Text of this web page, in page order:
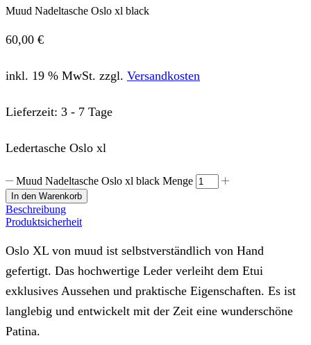
Muud Nadeltasche Oslo xl black
60,00 €
inkl. 19 % MwSt. zzgl. Versandkosten
Lieferzeit: 3 - 7 Tage
Ledertasche Oslo xl
Muud Nadeltasche Oslo xl black Menge
In den Warenkorb
Beschreibung
Produktsicherheit
Oslo XL von muud ist selbstverständlich von Hand
gefertigt. Das hochwertige Leder verleiht dem Etui
exklusives Aussehen und praktische Eigenschaften. Es ist
langlebig und entwickelt mit der Zeit eine wunderschöne
Patina.